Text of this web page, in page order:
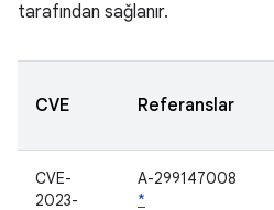
tarafından sağlanır.
CVE Referanslar
CVE-
2023-
A-299147008
*